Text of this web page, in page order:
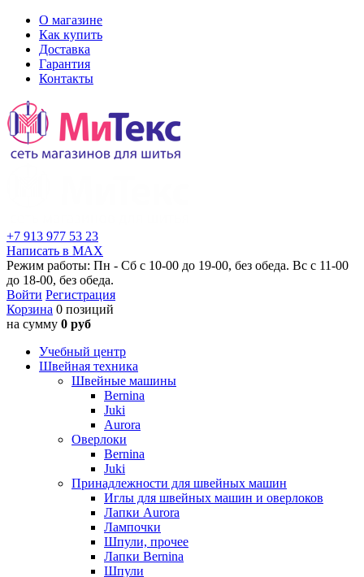
О магазине
Как купить
Доставка
Гарантия
Контакты
+7 913 977 53 23
Написать в MAX
Режим работы: Пн - Сб с 10-00 до 19-00, без обеда. Вс с 11-00
до 18-00, без обеда.
Войти Регистрация
Корзина 0 позиций
на сумму 0 руб
Учебный центр
Швейная техника
Швейные машины
Bernina
Juki
Aurora
Оверлоки
Bernina
Juki
Принадлежности для швейных машин
Иглы для швейных машин и оверлоков
Лапки Aurora
Лампочки
Шпули, прочее
Лапки Bernina
Шпули